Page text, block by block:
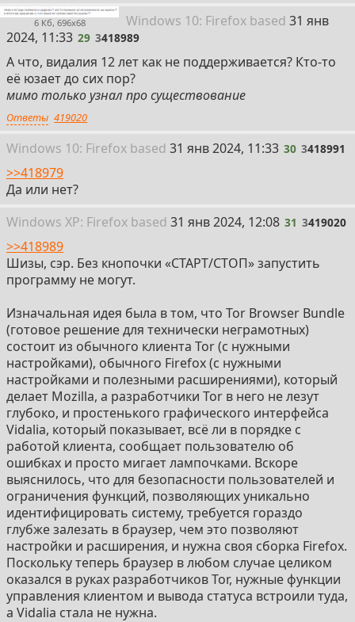
6 Кб, 696x68 Windows 10: Firefoxbased 29
31 янв
2024, 11:33 29 3418989
А что, видалия 12 лет как не поддерживается? Кто-то
её юзает до сих пор?
мимо только узнал про существование
Ответы 419020
Windows 10: Firefox based 30
31 янв 2024, 11:33 30 3418991
>>418979
Да или нет?
Windows XP: Firefox based 31
31 янв 2024, 12:08 31 3419020
>>418989
Шизы, сэр. Без кнопочки «СТАРТ/СТОП» запустить
программу не могут.
Изначальная идея была в том, что Tor Browser Bundle
(готовое решение для технически неграмотных)
состоит из обычного клиента Tor (с нужными
настройками), обычного Firefox (с нужными
настройками и полезными расширениями), который
делает Mozilla, а разработчики Tor в него не лезут
глубоко, и простенького графического интерфейса
Vidalia, который показывает, всё ли в порядке с
работой клиента, сообщает пользователю об
ошибках и просто мигает лампочками. Вскоре
выяснилось, что для безопасности пользователей и
ограничения функций, позволяющих уникально
идентифицировать систему, требуется гораздо
глубже залезать в браузер, чем это позволяют
настройки и расширения, и нужна своя сборка Firefox.
Поскольку теперь браузер в любом случае целиком
оказался в руках разработчиков Tor, нужные функции
управления клиентом и вывода статуса встроили туда,
а Vidalia стала не нужна.